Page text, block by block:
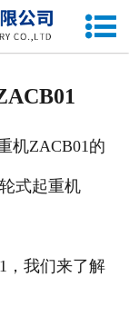
首页
业容貌
机ZACB01的
式起重机
我们来了解